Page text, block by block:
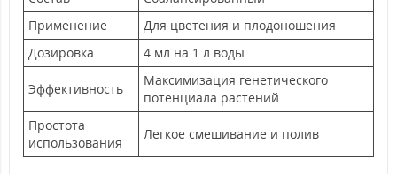
Применение
Для цветения и плодоношения
Дозировка
4 мл на 1 л воды
Эффективность
Максимизация генетического
потенциала растений
Простота
использования
Легкое смешивание и полив